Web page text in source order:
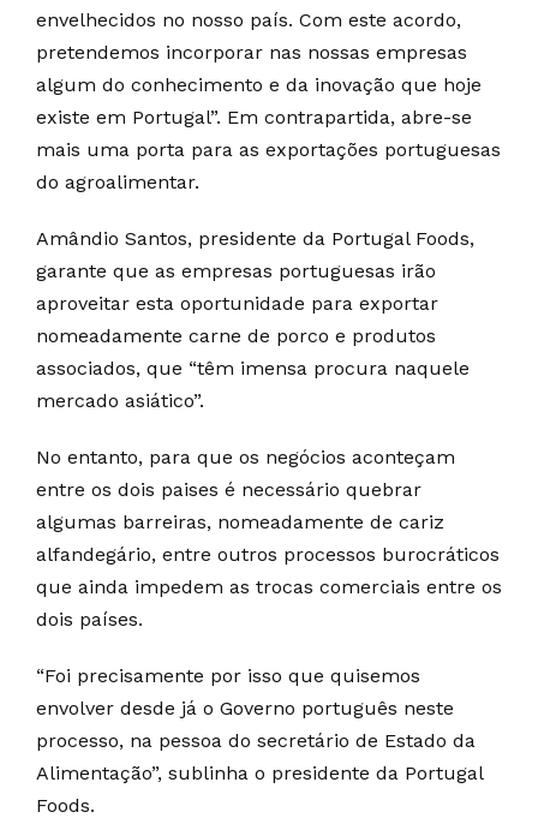
envelhecidos no nosso país. Com este acordo,
pretendemos incorporar nas nossas empresas
algum do conhecimento e da inovação que hoje
existe em Portugal”. Em contrapartida, abre-se
mais uma porta para as exportações portuguesas
do agroalimentar.
Amândio Santos, presidente da Portugal Foods,
garante que as empresas portuguesas irão
aproveitar esta oportunidade para exportar
nomeadamente carne de porco e produtos
associados, que “têm imensa procura naquele
mercado asiático”.
No entanto, para que os negócios aconteçam
entre os dois paises é necessário quebrar
algumas barreiras, nomeadamente de cariz
alfandegário, entre outros processos burocráticos
que ainda impedem as trocas comerciais entre os
dois países.
“Foi precisamente por isso que quisemos
envolver desde já o Governo português neste
processo, na pessoa do secretário de Estado da
Alimentação”, sublinha o presidente da Portugal
Foods.